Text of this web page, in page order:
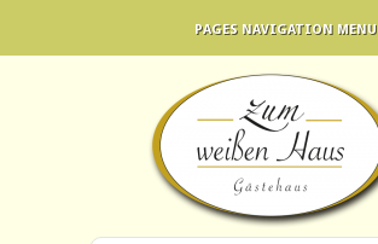
PAGES NAVIGATION MENU